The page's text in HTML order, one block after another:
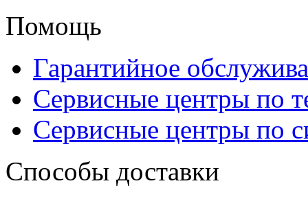
Помощь
Гарантийное
Сервисные центры по
Сервисные центры по
Способы доставки